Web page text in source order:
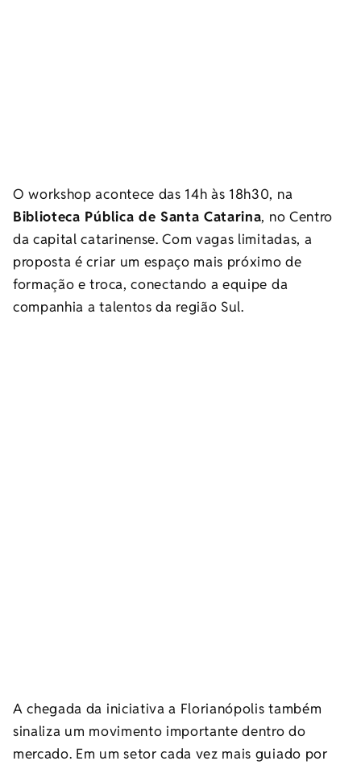
O workshop acontece das 14h às 18h30, na
Biblioteca Pública de Santa Catarina, no Centro
da capital catarinense. Com vagas limitadas, a
proposta é criar um espaço mais próximo de
formação e troca, conectando a equipe da
companhia a talentos da região Sul.
A chegada da iniciativa a Florianópolis também
sinaliza um movimento importante dentro do
mercado. Em um setor cada vez mais guiado por